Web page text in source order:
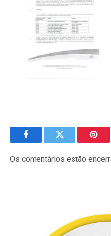
FacebookTwitter
Os comentários estão